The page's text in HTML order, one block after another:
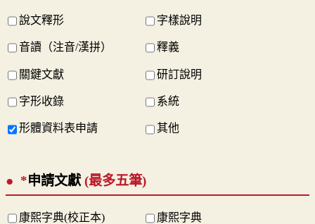
說文釋形 字樣說明
音讀（注音/漢拼） 釋義
關鍵文獻 研訂說明
字形收錄 系統
形體資料表申請 其他
*申請文獻 (最多五筆)
康熙字典(校正本) 康熙字典